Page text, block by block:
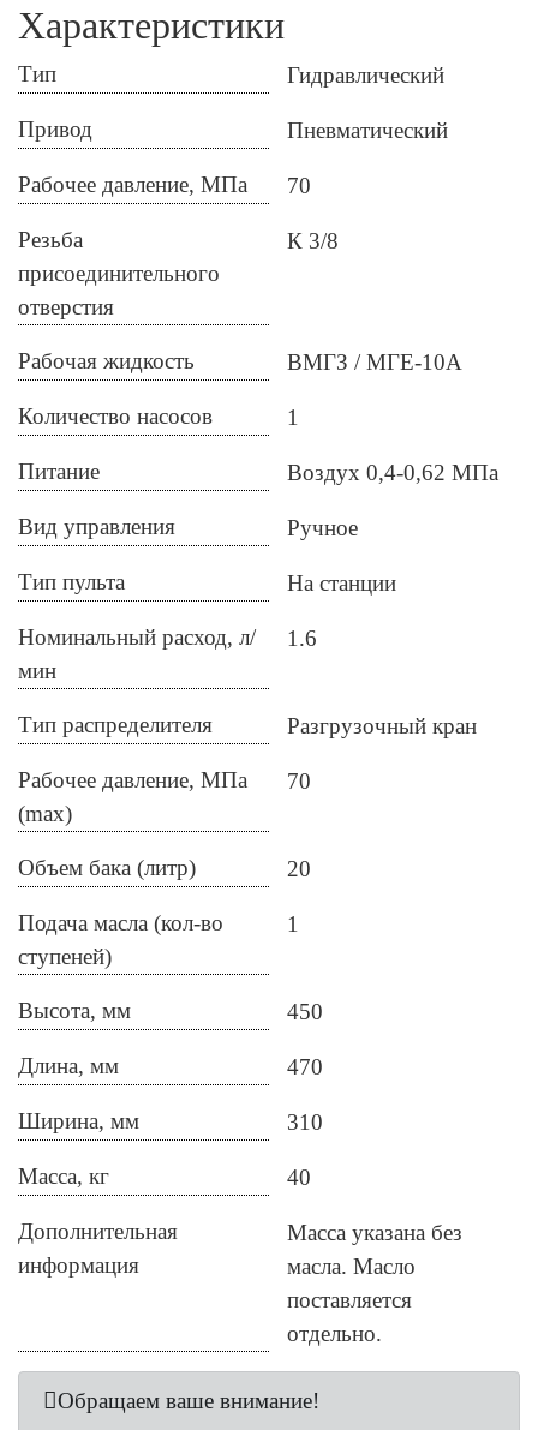
Характеристики
Тип Гидравлический
Привод Пневматический
Рабочее давление, МПа 70
Резьба
присоединительного
отверстия
К 3/8
Рабочая жидкость ВМГЗ МГЕ-10А
Количество насосов 1
Питание Воздух 0,4-0,62 МПа
Вид управления Ручное
Тип пульта На станции
Номинальный расход, л/
мин
1.6
Тип распределителя Разгрузочный кран
Рабочее давление, МПа
(max)
70
Объем бака (литр) 20
Подача масла (кол-во
ступеней)
1
Высота, мм 450
Длина, мм 470
Ширина, мм 310
Масса, кг 40
Дополнительная
информация
Масса указана без
масла. Масло
поставляется
отдельно.
Обращаем ваше внимание!